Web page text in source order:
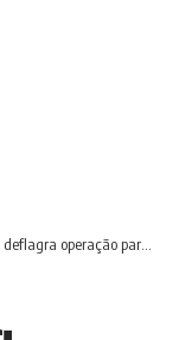
resgatar ao menos 300 cães em situação de maus-tratos